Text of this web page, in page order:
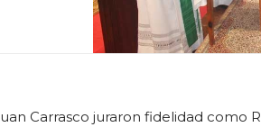
Carrasco juraron fidelidad como